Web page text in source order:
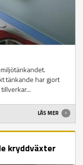
tänkande har gjort
LÄS MER
kryddväxter